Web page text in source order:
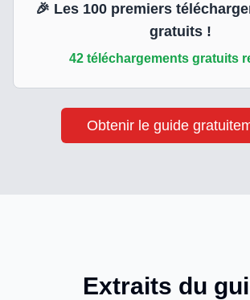
🎉 Les 100premiers
gratuits !
42 téléchargements gratuits
Obtenir le guide
Extraits du